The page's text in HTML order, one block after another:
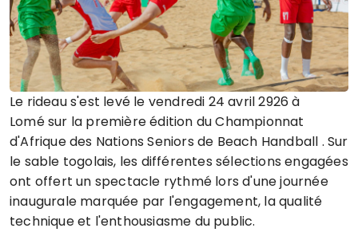
Le rideau s'est levé le vendredi 24 avril 2926 à
Lomésur la première édition duChampionnat
d'Afrique des Nations Seniors de Beach Handball . Sur
le sable togolais, les différentes sélections engagées
ont offert un spectacle rythmé lors d'une journée
inaugurale marquée par l'engagement, la qualité
technique et l'enthousiasme du public.